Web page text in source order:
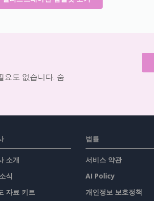
요도 없습니다. 숨
소개
식
자료 키트
법률
서비스 약관
AI Policy
개인정보 보호정책